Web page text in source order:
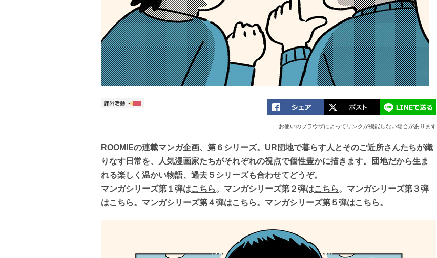
お使いのブラウザによってリンクが機能しない場合があります
ROOMIEの連載マンガ企画、第６シリーズ。UR団地で暮らす人とそのご近所さんたちが織
りなす日常を、人気漫画家たちがそれぞれの視点で個性豊かに描きます。団地だから生ま
れる楽しく温かい物語、過去５シリーズも合わせてどうぞ。
マンガシリーズ第１弾はこちら。マンガシリーズ第２弾はこちら。マンガシリーズ第３弾
はこちら。マンガシリーズ第４弾はこちら。マンガシリーズ第５弾はこちら。